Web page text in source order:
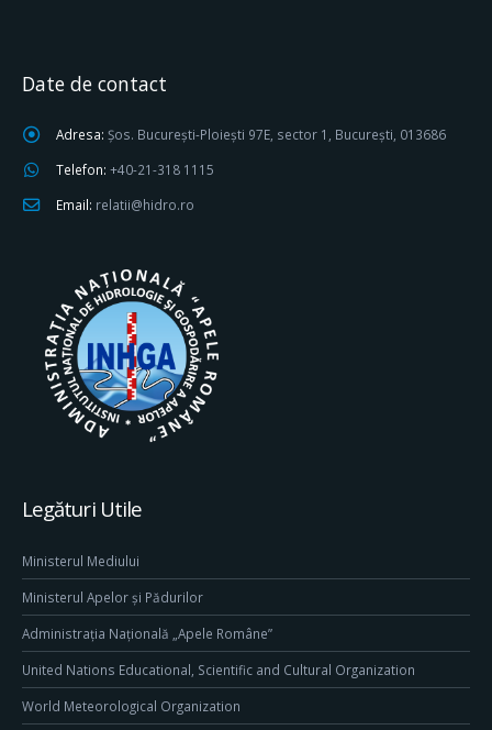
Date de contact
Adresa: Șos. București-Ploiești 97E, sector 1, București, 013686
Telefon: +40-21-318 1115
Email: relatii@hidro.ro
Legături Utile
Ministerul Mediului
Ministerul Apelor și Pădurilor
Administrația Națională „Apele Române”
United Nations Educational, Scientific and Cultural Organization
World Meteorological Organization